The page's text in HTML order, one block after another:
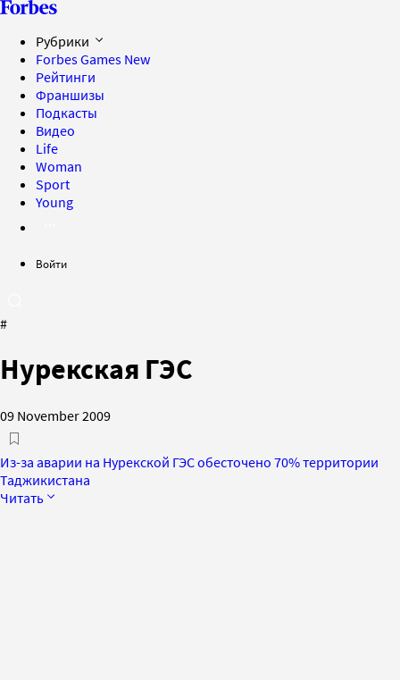
Рубрики
Forbes Games New
Рейтинги
Франшизы
Подкасты
Видео
Life
Woman
Sport
Young
Войти
#
Нурекская ГЭС
09 November 2009
Из-за аварии на Нурекской ГЭС обесточено 70% территории
Таджикистана
Читать